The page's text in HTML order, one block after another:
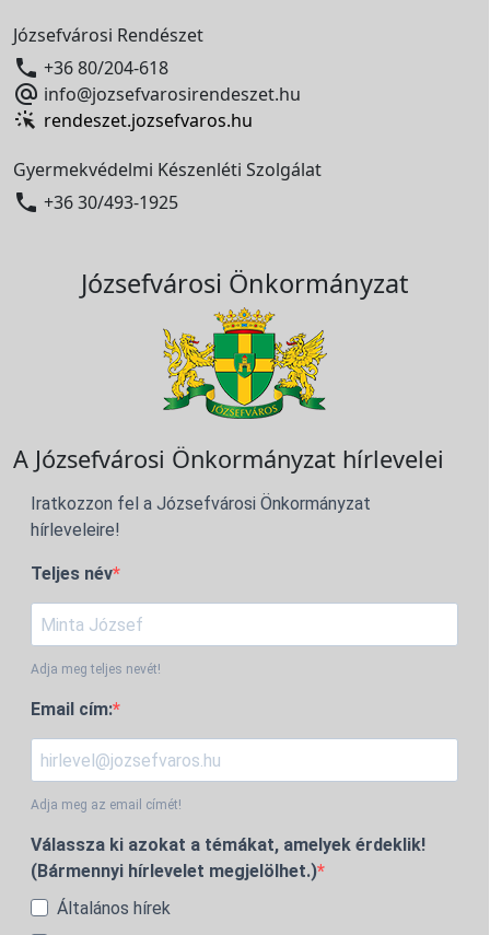
Józsefvárosi Rendészet
 +36 80/204-618
 info@jozsefvarosirendeszet.hu
rendeszet.jozsefvaros.hu
Gyermekvédelmi Készenléti Szolgálat
 +36 30/493-1925
Józsefvárosi Önkormányzat
A Józsefvárosi Önkormányzat hírlevelei
Iratkozzon fel a Józsefvárosi Önkormányzat
hírleveleire!
Teljes név
Adja meg teljes nevét!
Email cím:
Adja meg az email címét!
Válassza ki azokat a témákat, amelyek érdeklik!
(Bármennyi hírlevelet megjelölhet.)
Általános hírek